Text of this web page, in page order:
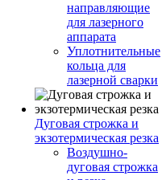
направляющие
для лазерного
аппарата
Уплотнительные
кольца для
лазерной сварки
Дуговая строжка и
экзотермическая резка
Воздушно-
дуговая строжка